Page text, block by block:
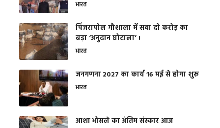
भारत
​पिंजरापोल गौशाला में सवा दो करोड़ का
बड़ा ‘अनुदान घोटाला’ !
भारत
जनगणना 2027 का कार्य 16 मई से होगा शुरू
भारत
आशा भोसले का अंतिम संस्कार आज